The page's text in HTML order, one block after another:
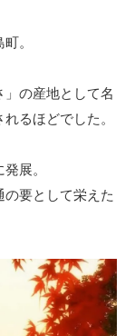
。
の産地として名
るほどでした。
展。
要として栄えた